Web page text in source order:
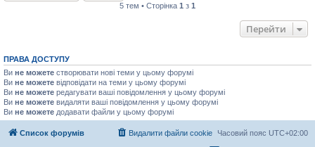
5 тем • Сторінка 1 з 1
Перейти
ПРАВА ДОСТУПУ
Ви не можете створювати нові теми у цьому форумі
Ви не можете відповідати на теми у цьому форумі
Ви не можете редагувати ваші повідомлення у цьому форумі
Ви не можете видаляти ваші повідомлення у цьому форумі
Ви не можете додавати файли у цьому форумі
Список форумів Часовий пояс UTC+02:00
Видалити файли cookie